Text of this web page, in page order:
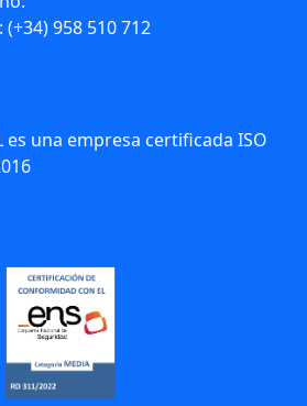
(+34) 958 510 712
es una empresa certificada ISO